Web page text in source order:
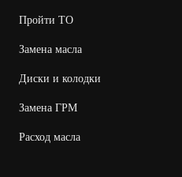
Пройти ТО
Замена масла
Диски и колодки
Замена ГРМ
Расход масла